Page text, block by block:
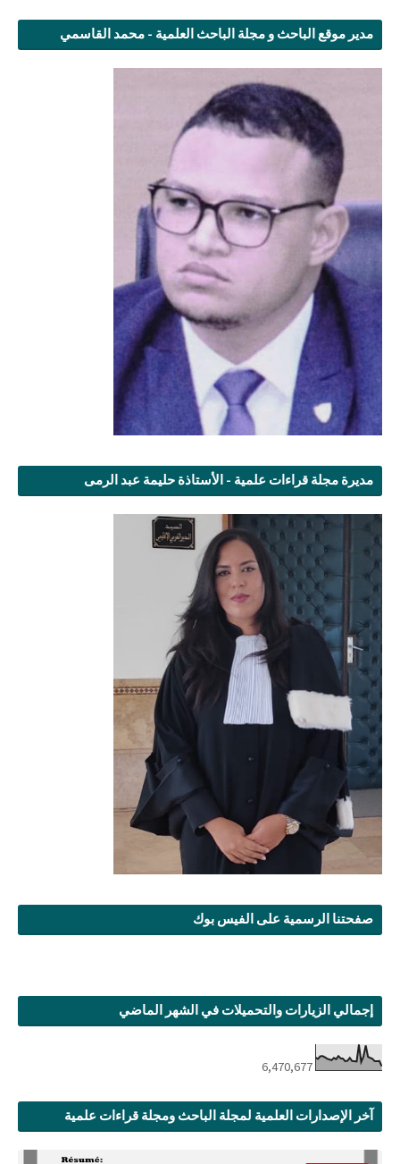
مدير موقع الباحث و مجلة الباحث العلمية - محمد القاسمي
مديرة مجلة قراءات علمية - الأستاذة حليمة عبد الرمى
صفحتنا الرسمية على الفيس بوك
إجمالي الزيارات والتحميلات في الشهر الماضي
6,470,677
آخر الإصدارات العلمية لمجلة الباحث ومجلة قراءات علمية